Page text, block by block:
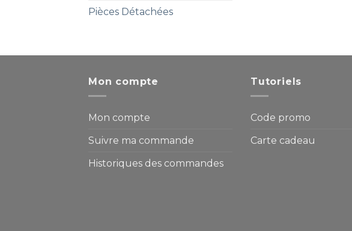
Pièces Détachées
Mon compte
Mon compte
Suivre ma commande
Historiques des commandes
Tutoriels
Code promo
Carte cadeau